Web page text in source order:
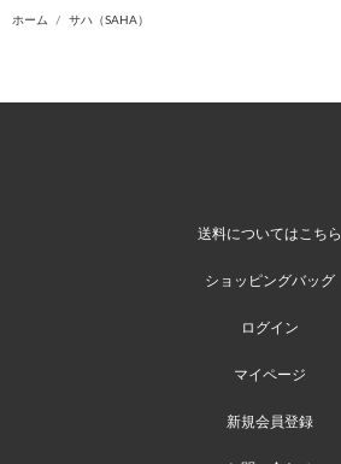
ホーム サハ（SAHA）
送料についてはこちら
ショッピングバッグ
ログイン
マイページ
新規会員登録